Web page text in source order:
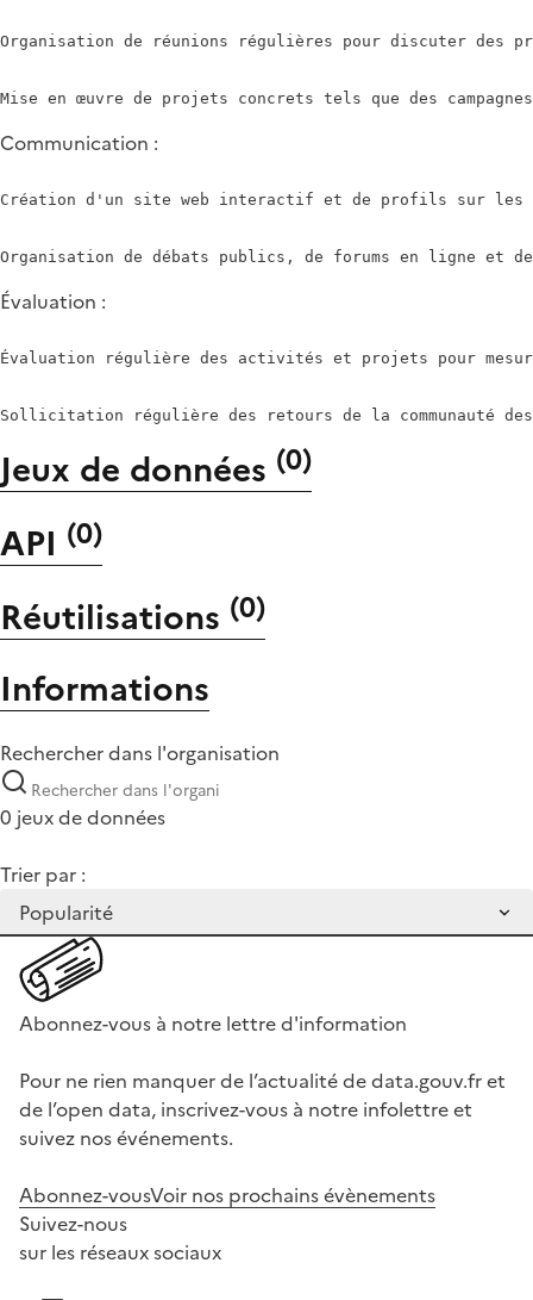
Organisation de réunions régulières pour discuter des
Communication :
Création d'un site web interactif et de profils sur les
Évaluation :
Évaluation régulière des activités et projets pour
Jeux de données (0)
API (0)
Réutilisations (0)
Informations
Rechercher dans l'organisation
0 jeux de données
Trier par :
Abonnez-vous à notre lettre d'information
Pour ne rien manquer de l’actualité de data.gouv.fr et
de l’open data, inscrivez-vous à notre infolettre et
suivez nos événements.
Abonnez-vousVoir nos prochains évènements
Suivez-nous
sur les réseaux sociaux